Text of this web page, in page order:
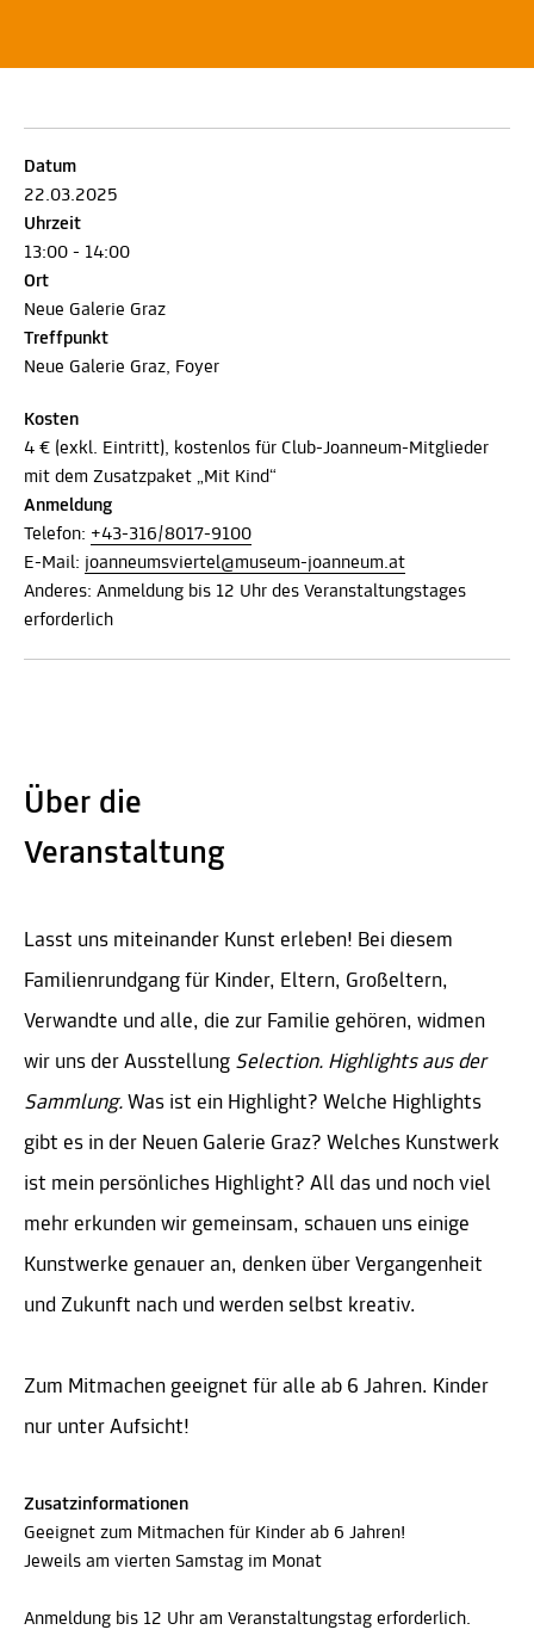
Datum
22.03.2025
Uhrzeit
13:00 - 14:00
Ort
Neue Galerie Graz
Treffpunkt
Neue Galerie Graz, Foyer
Kosten
4 € (exkl. Eintritt), kostenlos für Club-Joanneum-Mitglieder
mit dem Zusatzpaket „Mit Kind“
Anmeldung
Telefon: +43-316/8017-9100
E-Mail: joanneumsviertel@museum-joanneum.at
Anderes: Anmeldung bis 12 Uhr des Veranstaltungstages
erforderlich
Über die
Veranstaltung
Lasst uns miteinander Kunst erleben! Bei diesem
Familienrundgang für Kinder, Eltern, Großeltern,
Verwandte und alle, die zur Familie gehören, widmen
wir uns der Ausstellung Selection. Highlights aus der
Sammlung. Was ist ein Highlight? Welche Highlights
gibt es in der Neuen Galerie Graz? Welches Kunstwerk
ist mein persönliches Highlight? All das und noch viel
mehr erkunden wir gemeinsam, schauen uns einige
Kunstwerke genauer an, denken über Vergangenheit
und Zukunft nach und werden selbst kreativ.
Zum Mitmachen geeignet für alle ab 6 Jahren. Kinder
nur unter Aufsicht!
Zusatzinformationen
Geeignet zum Mitmachen für Kinder ab 6 Jahren!
Jeweils am vierten Samstag im Monat
Anmeldung bis 12 Uhr am Veranstaltungstag erforderlich.